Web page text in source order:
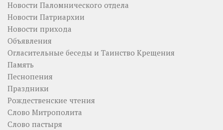
Новости Паломнического отдела
Новости Патриархии
Новости прихода
Объявления
Огласительные беседы и Таинство Крещения
Память
Песнопения
Праздники
Рождественские чтения
Слово Митрополита
Слово пастыря